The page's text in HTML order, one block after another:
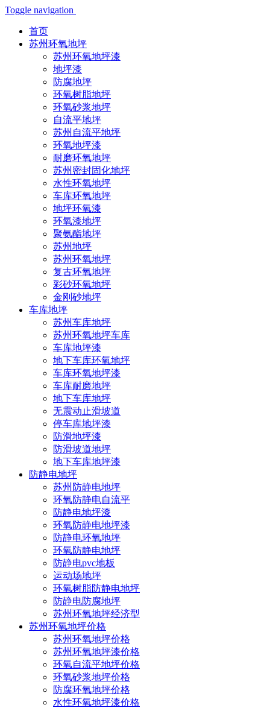
Toggle navigation
首页
苏州环氧地坪
苏州环氧地坪漆
地坪漆
防腐地坪
环氧树脂地坪
环氧砂浆地坪
自流平地坪
苏州自流平地坪
环氧地坪漆
耐磨环氧地坪
苏州密封固化地坪
水性环氧地坪
车库环氧地坪
地坪环氧漆
环氧漆地坪
聚氨酯地坪
苏州地坪
苏州环氧地坪
复古环氧地坪
彩砂环氧地坪
金刚砂地坪
车库地坪
苏州车库地坪
苏州环氧地坪车库
车库地坪漆
地下车库环氧地坪
车库环氧地坪漆
车库耐磨地坪
地下车库地坪
无震动止滑坡道
停车库地坪漆
防滑地坪漆
防滑坡道地坪
地下车库地坪漆
防静电地坪
苏州防静电地坪
环氧防静电自流平
防静电地坪漆
环氧防静电地坪漆
防静电环氧地坪
环氧防静电地坪
防静电pvc地板
运动场地坪
环氧树脂防静电地坪
防静电防腐地坪
苏州环氧地坪经济型
苏州环氧地坪价格
苏州环氧地坪价格
苏州环氧地坪漆价格
环氧自流平地坪价格
环氧砂浆地坪价格
防腐环氧地坪价格
水性环氧地坪漆价格